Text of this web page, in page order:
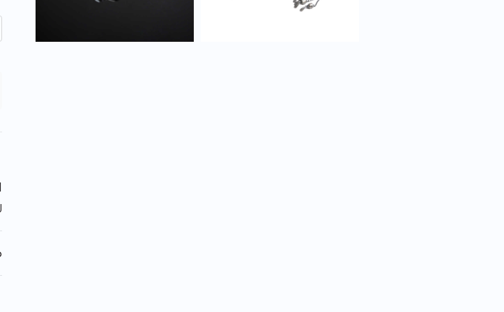
الكمية